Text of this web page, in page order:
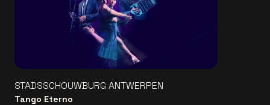
STADSSCHOUWBURG ANTWERPEN
Tango Eterno